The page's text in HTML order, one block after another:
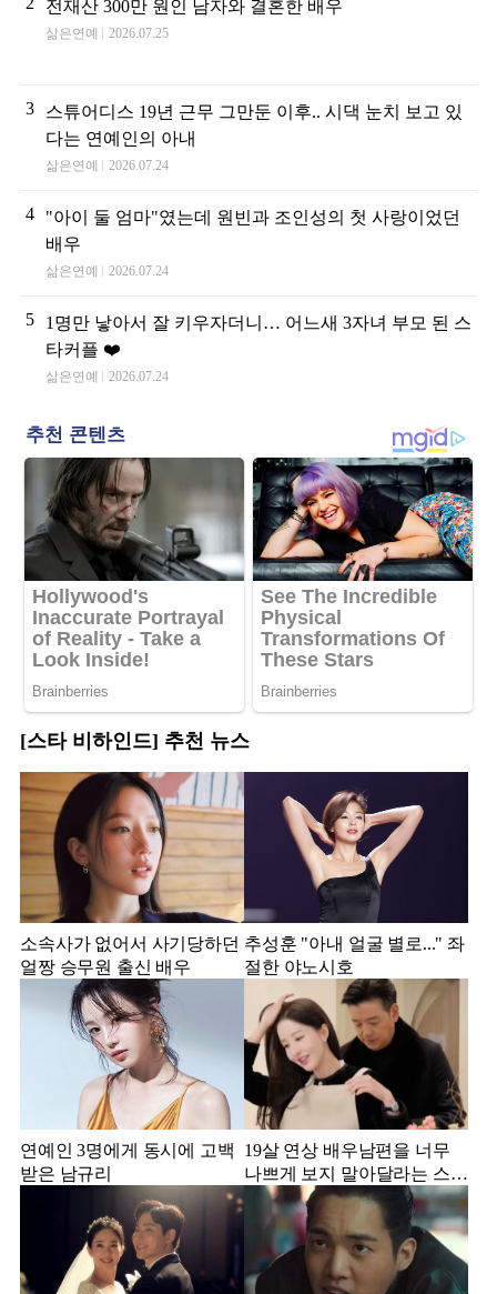
전재산 300만 원인 남자와 결혼한 배우
삶은연예 2026.07.25
3
스튜어디스 19년 근무 그만둔 이후.. 시댁 눈치 보고 있
다는 연예인의 아내
삶은연예 2026.07.24
4
"아이 둘 엄마"였는데 원빈과 조인성의 첫 사랑이었던
배우
삶은연예 2026.07.24
5
1명만 낳아서 잘 키우자더니… 어느새 3자녀 부모 된 스
타커플 ❤️
삶은연예 2026.07.24
[스타 비하인드] 추천 뉴스
소속사가 없어서 사기당하던
얼짱 승무원 출신 배우
추성훈 "아내 얼굴 별로..." 좌
절한 야노시호
연예인 3명에게 동시에 고백
받은 남규리
19살 연상 배우남편을 너무
나쁘게 보지 말아달라는 스타
강사 아내